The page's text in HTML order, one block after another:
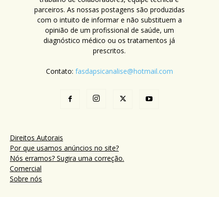
parceiros. As nossas postagens são produzidas
com o intuito de informar e não substituem a
opinião de um profissional de saúde, um
diagnóstico médico ou os tratamentos já
prescritos.
Contato: fasdapsicanalise@hotmail.com
Direitos Autorais
Por que usamos anúncios no site?
Nós erramos? Sugira uma correção.
Comercial
Sobre nós